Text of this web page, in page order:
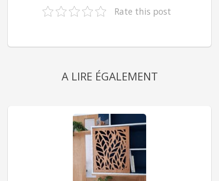
Rate this post
A LIRE ÉGALEMENT